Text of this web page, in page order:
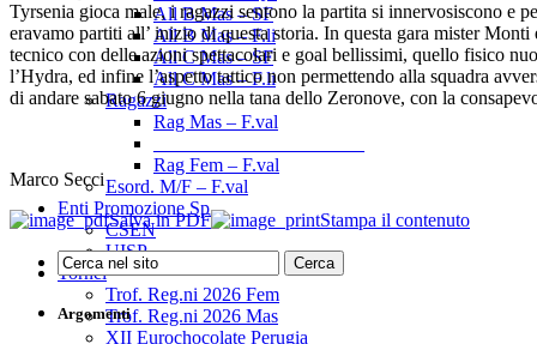
All B Mas – SF
All B Mas – F.li
All C Mas – SF
All C Mas – F.li
Ragazzi
Rag Mas – F.val
Rag Fem – F.val
Esord. M/F – F.val
Enti Promozione Sp.
CSEN
UISP
Tornei
Trof. Reg.ni 2026 Fem
Trof. Reg.ni 2026 Mas
XII Eurochocolate Perugia
Tyrsenia gioca male, i ragazzi sentono la partita si innervosiscono e
eravamo partiti all’ inizio di questa storia. In questa gara mister
tecnico con delle azioni spettacolari e goal bellissimi, quello fisico
l’Hydra, ed infine l’aspetto tattico non permettendo alla squadra
di andare sabato 6 giugno nella tana dello Zeronove, con la
Marco Secci
Salva in PDF
Stampa il contenuto
Argomenti